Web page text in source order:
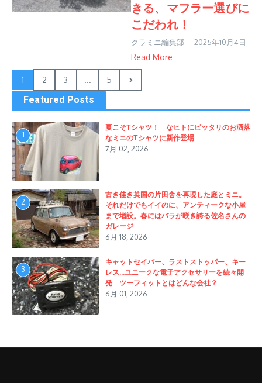
きる、マフラー選びに
こだわれ！
クラミニ編集部 2025年10月4日
Read More
1 2 3 ... 5
Featured Posts
1
夏こそTシャツ！ なヒトにピッタリのお洒落
なミニのTシャツに新作登場
7月 02, 2026
2
古き佳き英国の片田舎を再現した庭とミニ。
それだけでもイイのに、アンティークな小屋
まで増設。春にはバラが咲き誇る佐名さんの
ガレージ
6月 18, 2026
3
キャットセイバー、ラストストッパー、キー
レス…ユニークな電子アクセサリーを続々開
発 ツーフィットとはどんな会社？
6月 01, 2026